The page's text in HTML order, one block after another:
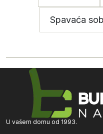
Spavaća
U vašem domu od 1993.